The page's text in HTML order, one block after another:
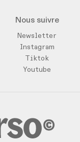
Nous suivre
Newsletter
Instagram
Tiktok
Youtube